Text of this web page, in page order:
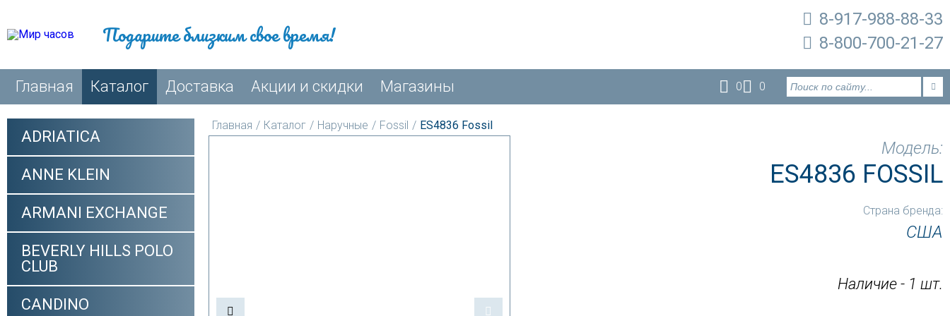
Подарите близким свое время!
8-917-988-88-33
8-800-700-21-27
Главная Каталог Доставка Акции и скидки Магазины 0 0
ADRIATICA
ANNE KLEIN
ARMANI EXCHANGE
BEVERLY HILLS POLO
CLUB
CANDINO
Главная / Каталог / Наручные / Fossil / ES4836 Fossil
Модель:
ES4836 FOSSIL
Страна бренда:
США
Наличие - 1 шт.